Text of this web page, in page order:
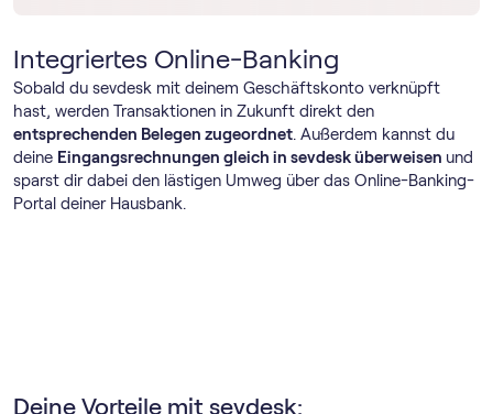
Integriertes Online-Banking
Sobald du sevdesk mit deinem Geschäftskonto verknüpft
hast, werden Transaktionen in Zukunft direkt den
entsprechenden Belegen zugeordnet. Außerdem kannst du
deine Eingangsrechnungen gleich in sevdesk überweisen und
sparst dir dabei den lästigen Umweg über das Online-Banking-
Portal deiner Hausbank.
Deine Vorteile mit sevdesk: